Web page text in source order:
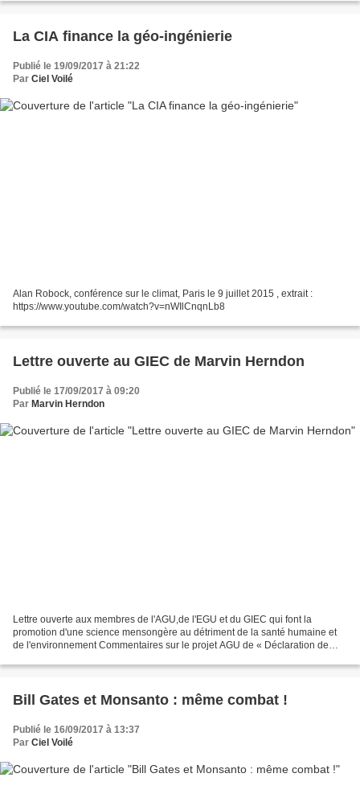
La CIA finance la géo-ingénierie
Publié le 19/09/2017 à 21:22
Par Ciel Voilé
Alan Robock, conférence sur le climat, Paris le 9 juillet 2015 , extrait :
https://www.youtube.com/watch?v=nWIlCnqnLb8
Lettre ouverte au GIEC de Marvin Herndon
Publié le 17/09/2017 à 09:20
Par Marvin Herndon
Lettre ouverte aux membres de l'AGU,de l'EGU et du GIEC qui font la
promotion d'une science mensongère au détriment de la santé humaine et
de l'environnement Commentaires sur le projet AGU de « Déclaration de
Bill Gates et Monsanto : même combat !
Publié le 16/09/2017 à 13:37
Par Ciel Voilé